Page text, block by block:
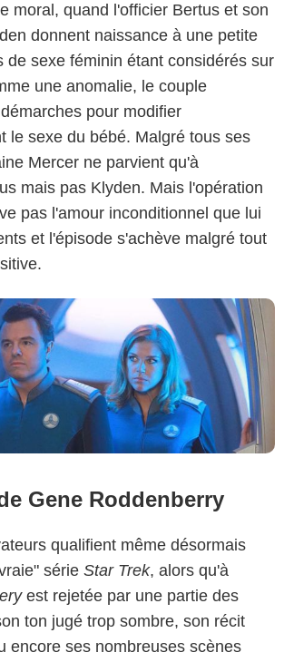
moral, quand l'officier Bertus et son
donnent naissance à une petite
de sexe féminin étant considérés sur
une anomalie, le couple
pour modifier
le sexe du bébé. Malgré tous ses
Mercer ne parvient qu'à
mais pas Klyden. Mais l'opération
pas l'amour inconditionnel que lui
et l'épisode s'achève malgré tout
Gene Roddenberry
qualifient même désormais
série Star Trek, alors qu'à
est rejetée par une partie des
ton jugé trop sombre, son récit
encore ses nombreuses scènes